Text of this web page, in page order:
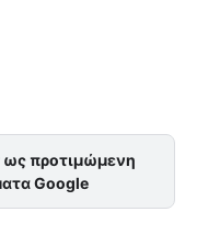
ως προτιμώμενη
Google